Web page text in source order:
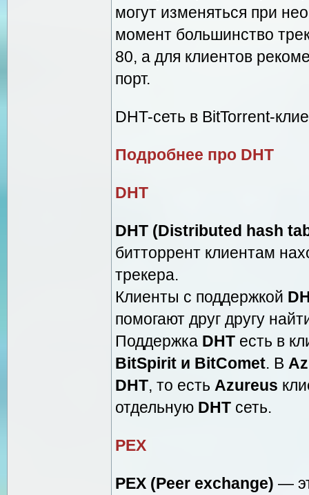
могут изменяться при
момент большинство
80, а для клиентов
порт.
DHT-сеть в BitTorrent-
Подробнее про DHT
DHT
DHT (Distributed hash
битторрент клиентам
трекера.
Клиенты с поддержкой
помогают друг другу
Поддержка DHT есть в
BitSpirit и BitComet. В
DHT, то есть Azureus
отдельную DHT сеть.
PEX
PEX (Peer exchange) —